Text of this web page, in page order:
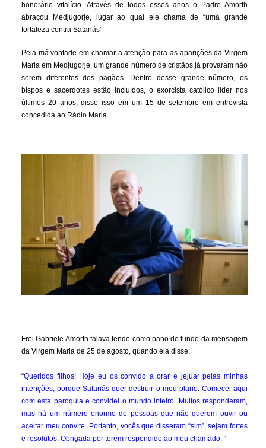
honorário vitalício. Através de todos esses anos o Padre Amorth
abraçou Medjugorje, lugar ao qual ele chama de “uma grande
fortaleza contra Satanás”
Pela má vontade em chamar a atenção para as aparições da Virgem
Maria em Medjugorje, um grande número de cristãos já provaram não
serem diferentes dos pagãos. Dentro desse grande número, os
bispos e sacerdotes estão incluídos, o exorcista católico líder nos
últimos 20 anos, disse isso em um 15 de setembro em entrevista
concedida ao Rádio Maria.
Frei Gabriele Amorth falava tendo como pano de fundo da mensagem
da Virgem Maria de 25 de agosto, quando ela disse:
“Queridos filhos! Hoje eu os convido a orar e jejuar pelas minhas
intenções, porque Satanás quer destruir o meu plano. Comecei aqui
com esta paróquia e convidei o mundo inteiro. Muitos responderam,
mas há um número enorme de pessoas que não querem ouvir ou
aceitar meu convite. Portanto, vocês que disseram “sim”, sejam fortes
e resolutos. Obrigada por terem respondido ao meu chamado. “